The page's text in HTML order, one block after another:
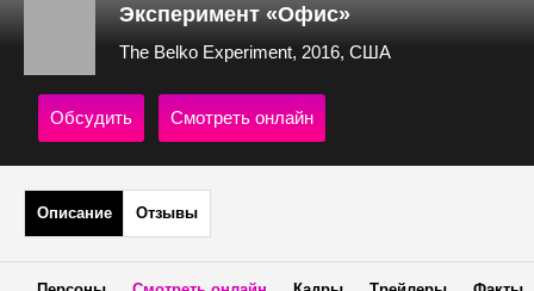
Эксперимент «Офис»
The Belko Experiment, 2016, США
Обсудить Смотреть онлайн
Описание Отзывы